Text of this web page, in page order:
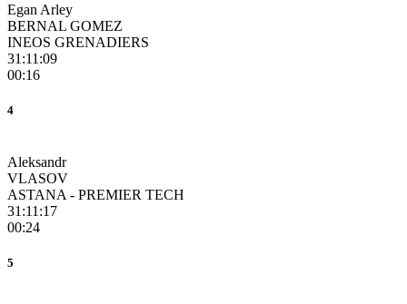
Egan Arley
BERNAL GOMEZ
INEOS GRENADIERS
31:11:09
00:16
4
Aleksandr
VLASOV
ASTANA - PREMIER TECH
31:11:17
00:24
5